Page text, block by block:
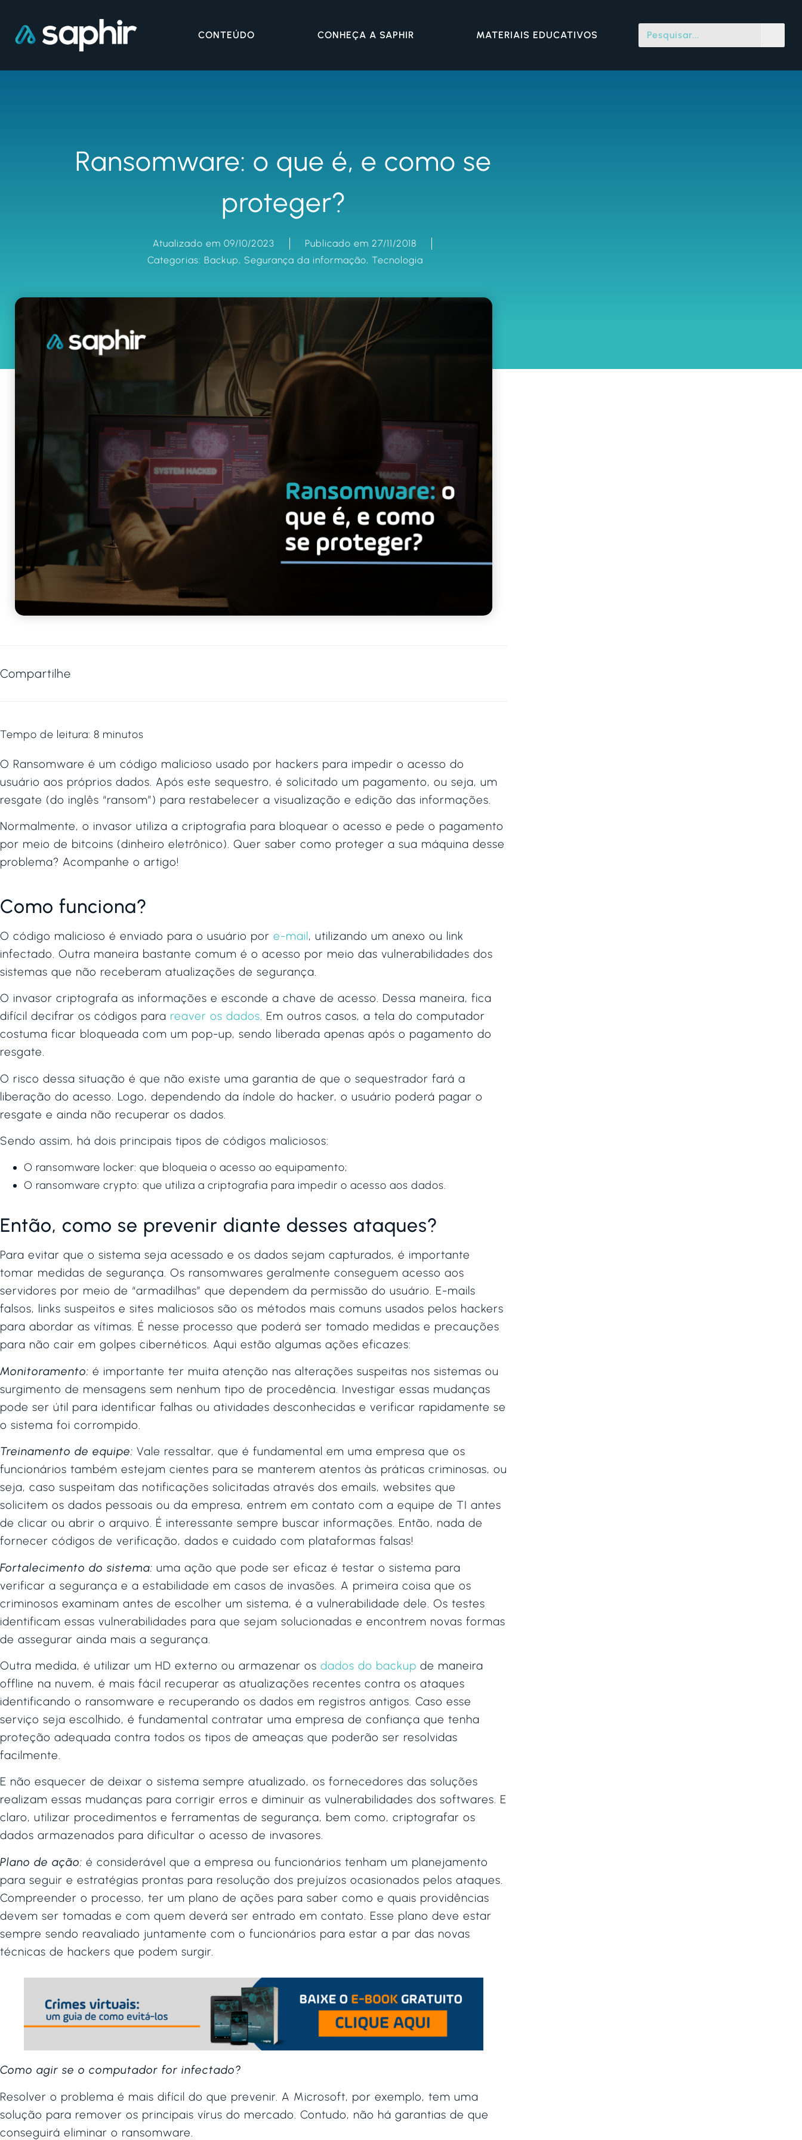
CONTEÚDO CONHEÇA A SAPHIR MATERIAIS EDUCATIVOS
Ransomware: o que é, e como se
proteger?
Atualizado em 09/10/2023
Publicado em 27/11/2018
Categorias: Backup, Segurança da informação, Tecnologia
Compartilhe
Tempo de leitura: 8 minutos
O Ransomware é um código malicioso usado por hackers para impedir o acesso do
usuário aos próprios dados. Após este sequestro, é solicitado um pagamento, ou seja, um
resgate (do inglês “ransom”) para restabelecer a visualização e edição das informações.
Normalmente, o invasor utiliza a criptografia para bloquear o acesso e pede o pagamento
por meio de bitcoins (dinheiro eletrônico). Quer saber como proteger a sua máquina desse
problema? Acompanhe o artigo!
Como funciona?
O código malicioso é enviado para o usuário por e-mail, utilizando um anexo ou link
infectado. Outra maneira bastante comum é o acesso por meio das vulnerabilidades dos
sistemas que não receberam atualizações de segurança.
O invasor criptografa as informações e esconde a chave de acesso. Dessa maneira, fica
difícil decifrar os códigos para reaver os dados. Em outros casos, a tela do computador
costuma ficar bloqueada com um pop-up, sendo liberada apenas após o pagamento do
resgate.
O risco dessa situação é que não existe uma garantia de que o sequestrador fará a
liberação do acesso. Logo, dependendo da índole do hacker, o usuário poderá pagar o
resgate e ainda não recuperar os dados.
Sendo assim, há dois principais tipos de códigos maliciosos:
O ransomware locker: que bloqueia o acesso ao equipamento;
O ransomware crypto: que utiliza a criptografia para impedir o acesso aos dados.
Então, como se prevenir diante desses ataques?
Para evitar que o sistema seja acessado e os dados sejam capturados, é importante
tomar medidas de segurança. Os ransomwares geralmente conseguem acesso aos
servidores por meio de “armadilhas” que dependem da permissão do usuário. E-mails
falsos, links suspeitos e sites maliciosos são os métodos mais comuns usados pelos hackers
para abordar as vítimas. É nesse processo que poderá ser tomado medidas e precauções
para não cair em golpes cibernéticos. Aqui estão algumas ações eficazes:
Monitoramento: é importante ter muita atenção nas alterações suspeitas nos sistemas ou
surgimento de mensagens sem nenhum tipo de procedência. Investigar essas mudanças
pode ser útil para identificar falhas ou atividades desconhecidas e verificar rapidamente se
o sistema foi corrompido.
Treinamento de equipe: Vale ressaltar, que é fundamental em uma empresa que os
funcionários também estejam cientes para se manterem atentos às práticas criminosas, ou
seja, caso suspeitam das notificações solicitadas através dos emails, websites que
solicitem os dados pessoais ou da empresa, entrem em contato com a equipe de TI antes
de clicar ou abrir o arquivo. É interessante sempre buscar informações. Então, nada de
fornecer códigos de verificação, dados e cuidado com plataformas falsas!
Fortalecimento do sistema: uma ação que pode ser eficaz é testar o sistema para
verificar a segurança e a estabilidade em casos de invasões. A primeira coisa que os
criminosos examinam antes de escolher um sistema, é a vulnerabilidade dele. Os testes
identificam essas vulnerabilidades para que sejam solucionadas e encontrem novas formas
de assegurar ainda mais a segurança.
Outra medida, é utilizar um HD externo ou armazenar os dados do backup de maneira
offline na nuvem, é mais fácil recuperar as atualizações recentes contra os ataques
identificando o ransomware e recuperando os dados em registros antigos. Caso esse
serviço seja escolhido, é fundamental contratar uma empresa de confiança que tenha
proteção adequada contra todos os tipos de ameaças que poderão ser resolvidas
facilmente.
E não esquecer de deixar o sistema sempre atualizado, os fornecedores das soluções
realizam essas mudanças para corrigir erros e diminuir as vulnerabilidades dos softwares. E
claro, utilizar procedimentos e ferramentas de segurança, bem como, criptografar os
dados armazenados para dificultar o acesso de invasores.
Plano de ação: é considerável que a empresa ou funcionários tenham um planejamento
para seguir e estratégias prontas para resolução dos prejuízos ocasionados pelos ataques.
Compreender o processo, ter um plano de ações para saber como e quais providências
devem ser tomadas e com quem deverá ser entrado em contato. Esse plano deve estar
sempre sendo reavaliado juntamente com o funcionários para estar a par das novas
técnicas de hackers que podem surgir.
Como agir se o computador for infectado?
Resolver o problema é mais difícil do que prevenir. A Microsoft, por exemplo, tem uma
solução para remover os principais vírus do mercado. Contudo, não há garantias de que
conseguirá eliminar o ransomware.